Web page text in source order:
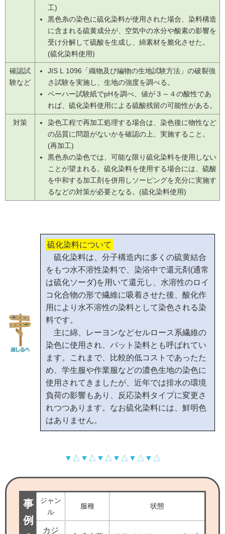
工)
黒色糸の染色に硫化染料が使用された場合、染料構造
に含まれる硫黄成分が、空気中の水分や酸素の影響を
受け分解して硫酸を生成し、綿素材を脆化させた。
(硫化染料使用)
確認試
験など
JIS L 1096「織物及び編物の生地試験方法」の破裂強
さ試験を実施し、生地の強度を調べる。
ペーハー試験紙でpHを調べ、値が３～４の酸性であ
れば、硫化染料使用による硫酸残留の可能性がある。
対策
染色工程で再加工処理する場合は、染色後に物性など
の品質に問題がないかを確認の上、実施すること。
(再加工)
黒色糸の染色では、可能な限り硫化染料を使用しない
ことが望まれる。硫化染料を使用する場合には、硫酸
を中和する加工剤を併用しソーピングを充分に実施す
るなどの対策が必要となる。(硫化染料使用)
硫化染料について
硫化染料は、分子構造内に多くの硫黄結合
をもつ水不溶性染料で、染浴中で還元剤(通常
は硫化ソーダ)を用いて還元し、水溶性のロイ
コ化合物の形で繊維に吸着させた後、酸化作
用により水不溶性の染料として染色される染
料です。
主に綿、レーヨンなどセルロース系繊維の
染色に使用され、バット染料とも呼ばれてい
ます。これまで、比較的低コストであったた
め、学生服や作業服などの濃色生地の染色に
使用されてきましたが、近年では排水の環境
負荷の影響もあり、反応染料タイプに変更さ
れつつあります。なお硫化染料には、鮮明色
はありません。
▼△▼△▼△▼△▼△▼△
事
例
ジャン
ル
服種 状態
カジ